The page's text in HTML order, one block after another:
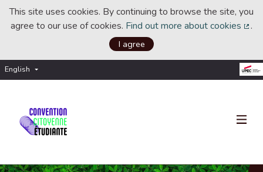
This site uses cookies. By continuing to browse the site, you
agree to our use of cookies. Find out more about cookies .
I agree
English Choisir la langue